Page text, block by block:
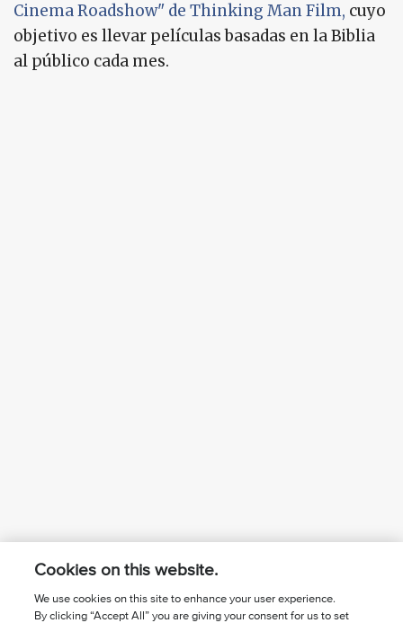
Cinema Roadshow" de Thinking Man Film, cuyo
objetivo es llevar películas basadas en la Biblia
al público cada mes.
Cookies on this website.
We use cookies on this site to enhance your user experience.
By clicking “Accept All” you are giving your consent for us to set